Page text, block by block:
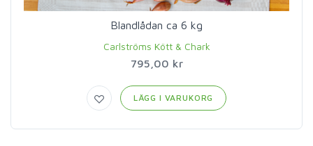
Blandlådan ca 6 kg
Carlströms Kött & Chark
795,00 kr
LÄGG I VARUKORG